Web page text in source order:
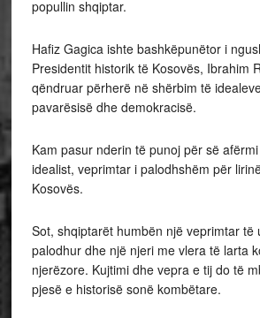
popullin shqiptar.
Hafiz Gagica ishte bashkëpunëtor i
Presidentit historik të Kosovës, Ibrahim
qëndruar përherë në shërbim të
pavarësisë dhe demokracisë.
Kam pasur nderin të punoj për së
idealist, veprimtar i palodhshëm për
Kosovës.
Sot, shqiptarët humbën një veprimtar të
palodhur dhe një njeri me vlera të larta
njerëzore. Kujtimi dhe vepra e tij do të
pjesë e historisë sonë kombëtare.